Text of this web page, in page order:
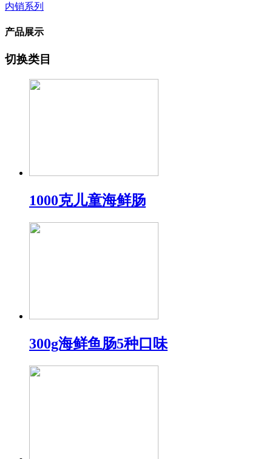
内销系列
产品展示
切换类目
1000克儿童海鲜肠
300g海鲜鱼肠5种口味